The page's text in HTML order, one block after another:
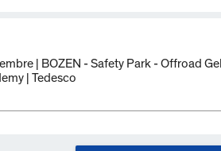
| BOZEN - Safety Park - Offroad
| Tedesco